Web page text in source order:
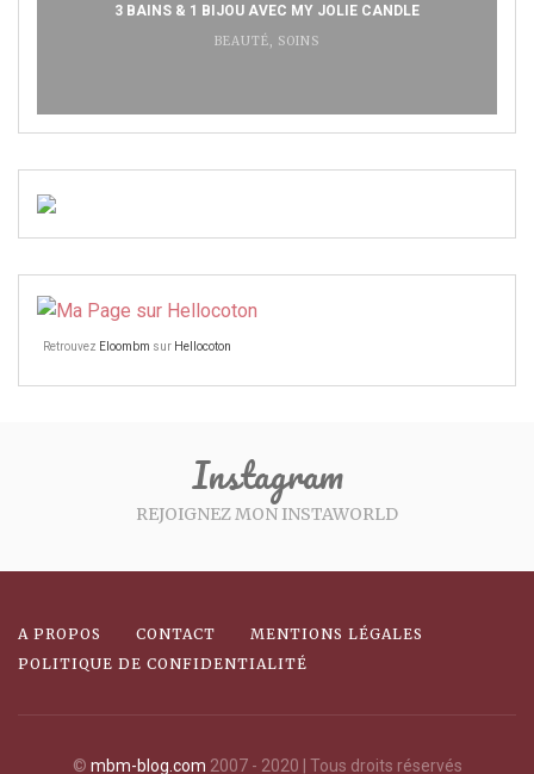
3 BAINS & 1 BIJOU AVEC MY JOLIE CANDLE
BEAUTÉ SOINS
Retrouvez Eloombm sur Hellocoton
Instagram
REJOIGNEZ MON INSTAWORLD
A PROPOS CONTACT
MENTIONS LÉGALES
POLITIQUE DE CONFIDENTIALITÉ
© mbm-blog.com 2007 - 2020 | Tous droits réservés